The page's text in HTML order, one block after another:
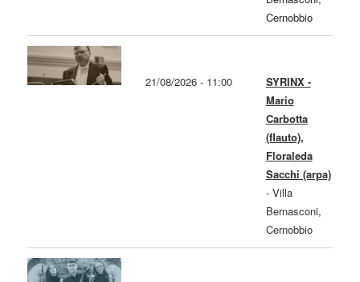
Cernobbio
21/08/2026 - 11:00
SYRINX -
Mario
Carbotta
(flauto),
Floraleda
Sacchi (arpa)
- Villa
Bernasconi,
Cernobbio